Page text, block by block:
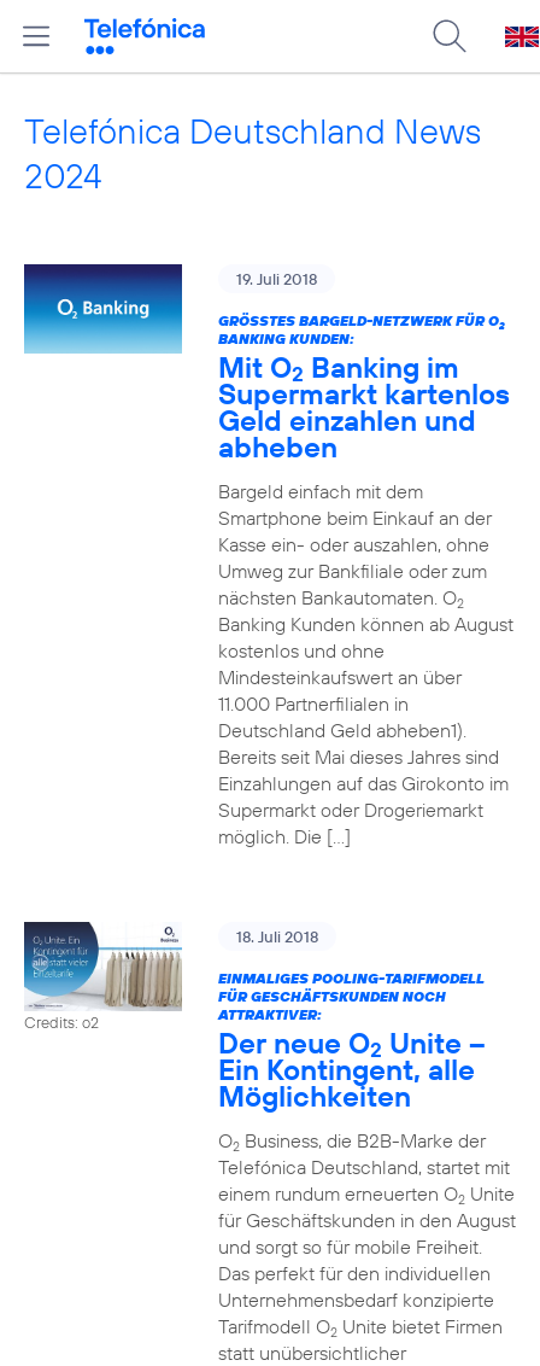
Telefónica Deutschland News
2024
19. Juli 2018
GRÖSSTES BARGELD-NETZWERK FÜR O 2
BANKING KUNDEN:
Mit O2 Banking im
Supermarkt kartenlos
Geld einzahlen und
abheben
Bargeld einfach mit dem
Smartphone beim Einkauf an der
Kasse ein- oder auszahlen, ohne
Umweg zur Bankfiliale oder zum
nächsten Bankautomaten. O2
Banking Kunden können ab August
kostenlos und ohne
Mindesteinkaufswert an über
11.000 Partnerfilialen in
Deutschland Geld abheben1).
Bereits seit Mai dieses Jahres sind
Einzahlungen auf das Girokonto im
Supermarkt oder Drogeriemarkt
möglich. Die […]
Credits: o2
18. Juli 2018
EINMALIGES POOLING-TARIFMODELL
FÜR GESCHÄFTSKUNDEN NOCH
ATTRAKTIVER:
Der neue O2 Unite –
Ein Kontingent, alle
Möglichkeiten
O2Business, die B2B-Marke der
Telefónica Deutschland, startet mit
einem rundum erneuerten O2Unite
für Geschäftskunden in den August
und sorgt so für mobile Freiheit.
Das perfekt für den individuellen
Unternehmensbedarf konzipierte
Tarifmodell O2Unite bietet Firmen
statt unübersichtlicher